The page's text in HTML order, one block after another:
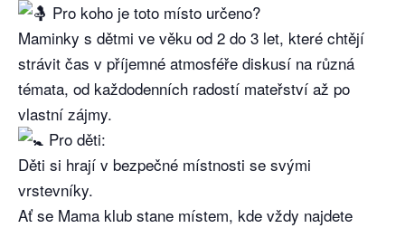
Pro koho je toto místo určeno?
Maminky s dětmi ve věku od 2 do 3 let, které chtějí
strávit čas v příjemné atmosféře diskusí na různá
témata, od každodenních radostí mateřství až po
vlastní zájmy.
Pro děti:
Děti si hrají v bezpečné místnosti se svými
vrstevníky.
Ať se Mama klub stane místem, kde vždy najdete